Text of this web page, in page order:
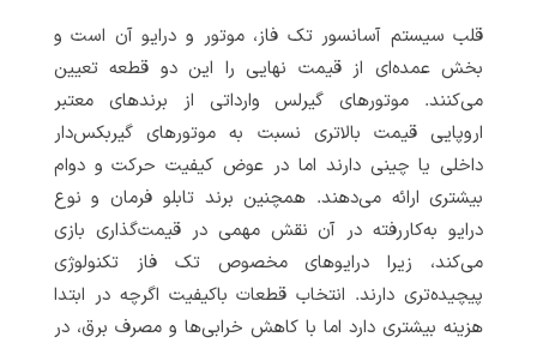
قلب سیستم آسانسور تک فاز، موتور و درایو آن است و
بخش عمده‌ای از قیمت نهایی را این دو قطعه تعیین
می‌کنند. موتورهای گیرلس وارداتی از برندهای معتبر
اروپایی قیمت بالاتری نسبت به موتورهای گیربکس‌دار
داخلی یا چینی دارند اما در عوض کیفیت حرکت و دوام
بیشتری ارائه می‌دهند. همچنین برند تابلو فرمان و نوع
درایو به‌کاررفته در آن نقش مهمی در قیمت‌گذاری بازی
می‌کند، زیرا درایوهای مخصوص تک فاز تکنولوژی
پیچیده‌تری دارند. انتخاب قطعات باکیفیت اگرچه در ابتدا
هزینه بیشتری دارد اما با کاهش خرابی‌ها و مصرف برق، در